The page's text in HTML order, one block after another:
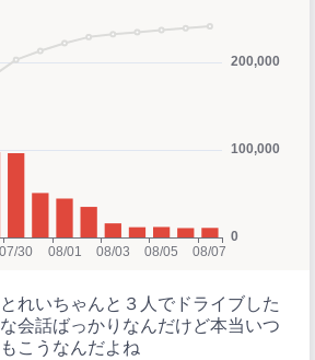
れいちゃんと３人でドライブした
会話ばっかりなんだけど本当いつ
もこうなんだよね